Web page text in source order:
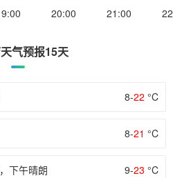
20:00 21:00
气预报15天
8-22 °C
8-21 °C
下午晴朗 9-23 °C